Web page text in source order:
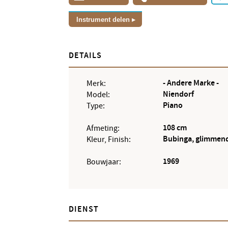
Instrument delen
DETAILS
Merk: - Andere Marke -
Model: Niendorf
Type: Piano
Afmeting: 108 cm
Kleur, Finish: Bubinga,
Bouwjaar: 1969
DIENST